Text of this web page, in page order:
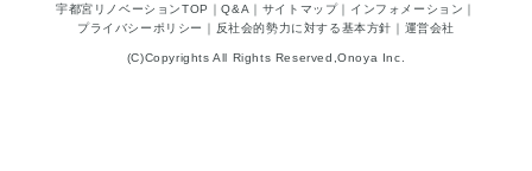
宇都宮リノベーションTOP ｜Q&A ｜ サイトマップ｜ インフォメーション ｜
プライバシーポリシー ｜ 反社会的勢力に対する基本方針 ｜ 運営会社
(C)Copyrights All Rights Reserved,Onoya Inc.